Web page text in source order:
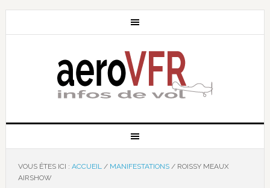
VOUS ÊTES ICI : ACCUEIL / MANIFESTATIONS /ROISSY MEAUX
AIRSHOW